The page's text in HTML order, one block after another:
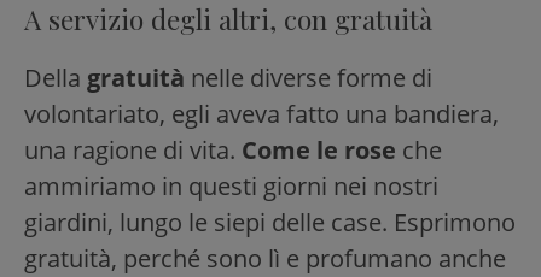
A servizio degli altri, con gratuità
Della gratuità nelle diverse forme di
volontariato, egli aveva fatto una bandiera,
una ragione di vita. Come le rose che
ammiriamo in questi giorni nei nostri
giardini, lungo le siepi delle case. Esprimono
gratuità, perché sono lì e profumano anche